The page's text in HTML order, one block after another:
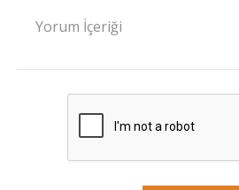
Yorum İçeriği